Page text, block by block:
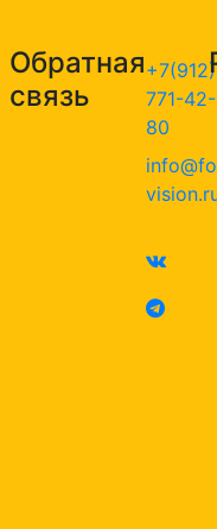
Обратная
связь
+7(912)
771-42-
80